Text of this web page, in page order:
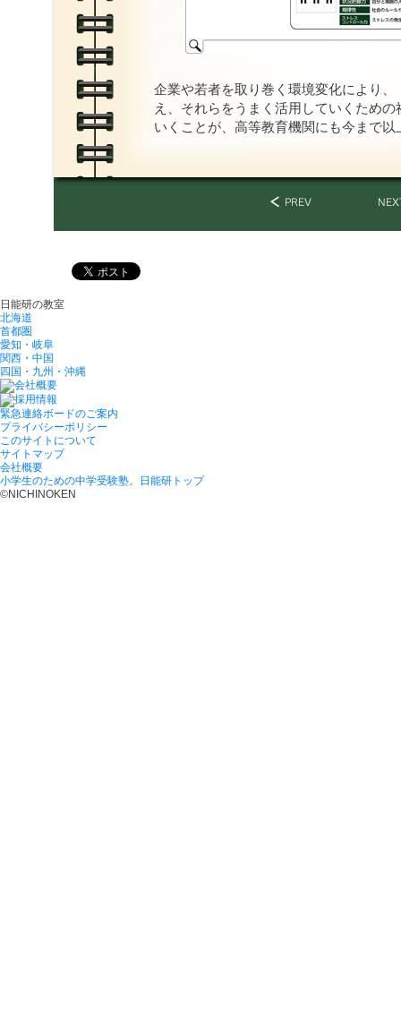
企業や若者を取り巻く環境変化により
え、それらをうまく活用していくため
いくことが、高等教育機関にも今まで
日能研の教室
北海道
首都圏
愛知・岐阜
関西・中国
四国・九州・沖縄
緊急連絡ボードのご案内
プライバシーポリシー
このサイトについて
サイトマップ
会社概要
小学生のための中学受験塾。日能研トップ
©NICHINOKEN